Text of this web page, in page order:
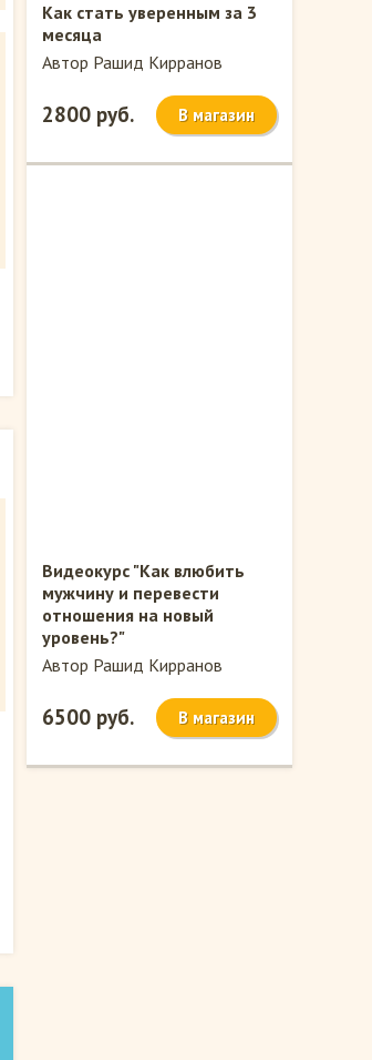
Как стать уверенным за 3
месяца
Автор Рашид Кирранов
2800 руб. В магазин
Видеокурс "Как влюбить
мужчину и перевести
отношения на новый
уровень?"
Автор Рашид Кирранов
6500 руб. В магазин